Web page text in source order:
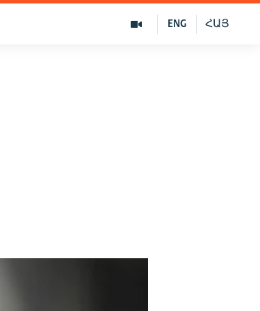
ՀԱՅ
ENG